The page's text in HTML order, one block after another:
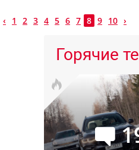
‹ 1 2 3 4 5 6 7 8 9 10 ›
Горячие